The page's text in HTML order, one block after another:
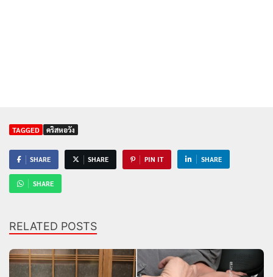
TAGGED คริสหอวัง
SHARE SHARE PIN IT SHARE
SHARE
RELATED POSTS